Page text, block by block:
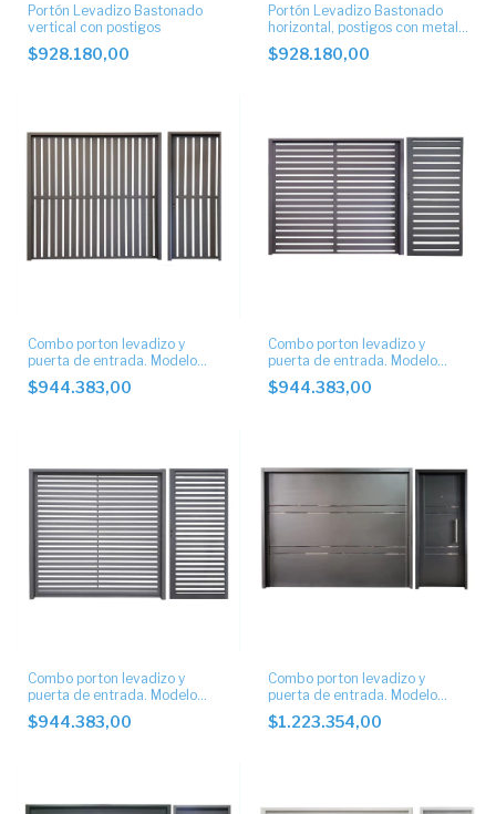
Portón Levadizo Bastonado
vertical con postigos
$928.180,00
Portón Levadizo Bastonado
horizontal, postigos con metal
desplegado.
$928.180,00
Combo porton levadizo y
puerta de entrada. Modelo
tablillas 10cm vertical
$944.383,00
Combo porton levadizo y
puerta de entrada. Modelo
tablillas 10cm horizontal.
$944.383,00
Combo porton levadizo y
puerta de entrada. Modelo
tablillas 5cm horizontal.
$944.383,00
Combo porton levadizo y
puerta de entrada. Modelo
ciego con apliques 4 buñas
2cm.
$1.223.354,00